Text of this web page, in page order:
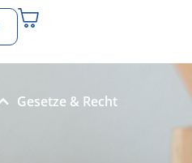
Gesetze & Recht